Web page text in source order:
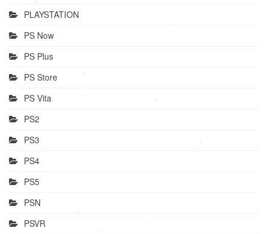
PLAYSTATION
PS Now
PS Plus
PS Store
PS Vita
PS2
PS3
PS4
PS5
PSN
PSVR